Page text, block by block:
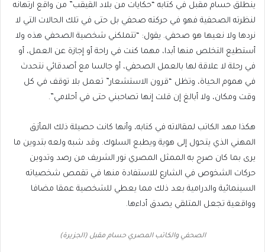
ينطلق حسام مقبل في كتابه “حكايات من بلاد القيقب” من واقع ارتهانه
لنظرته الصحفية فهو في حركته صحفي بل حتى في تلك الحالات التي لا
نردها ولا نعيها هو صحفي. يقول: “تتملكني شخصية الصحفي هذه ولا
أستطيع التخلص منها أبدا، مهما كنت في راحة أو إجازة عن العمل، أو
في رحلة لا علاقة لها بالعمل الصحفي، أو جالسا مع أصدقائي نتحدث
في هموم الحياة، وتظل “قرون الاستشعار” تعمل بلا توقف في كل
وقت ومكان، ولا أبالغ إن قلت إنها تصاحبني حتى في أحلامي”.
هكذا مهد الكاتب لمقالاته في كتابه، وأنها كانت حصيلة ذلك المأزق
المهني الذي يتحول إلى هوية ويطبع السلوك. وقد شبه ولعه بتدوين ما
يرى بما كان صرح به الممثل المصري نور الشريف من رصد وتدوين
حركات الشخوص في الشارع للاستفادة منها في تقمص شخصياته
السينمائية والدرامية بعد ذلك مما يعطي للشخصية عمقا مضافا
وواقعية تجعل المتلقي يصدق أداءها.
الصحفي والكاتب المصري حسام مقبل (الجزيرة)